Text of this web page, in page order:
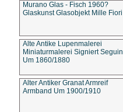
Murano Glas - Fisch 1960?
Glaskunst Glasobjekt Mille Fiori
Alte Antike Lupenmalerei
Miniaturmalerei Signiert Seguin
Um 1860/1880
Alter Antiker Granat Armreif
Armband Um 1900/1910